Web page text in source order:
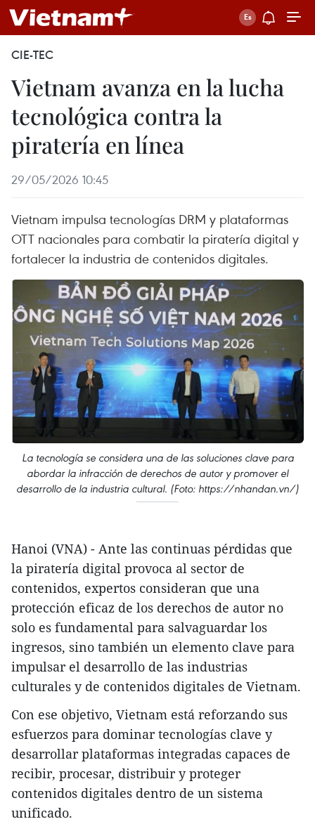
CIE-TEC
Vietnam avanza en la lucha
tecnológica contra la
piratería en línea
29/05/2026 10:45
Vietnam impulsa tecnologías DRM y plataformas
OTT nacionales para combatir la piratería digital y
fortalecer la industria de contenidos digitales.
La tecnología se considera una de las soluciones clave para
abordar la infracción de derechos de autor y promover el
desarrollo de la industria cultural. (Foto: https://nhandan.vn/)
Hanoi (VNA) - Ante las continuas pérdidas que
la piratería digital provoca al sector de
contenidos, expertos consideran que una
protección eficaz de los derechos de autor no
solo es fundamental para salvaguardar los
ingresos, sino también un elemento clave para
impulsar el desarrollo de las industrias
culturales y de contenidos digitales de Vietnam.
Con ese objetivo, Vietnam está reforzando sus
esfuerzos para dominar tecnologías clave y
desarrollar plataformas integradas capaces de
recibir, procesar, distribuir y proteger
contenidos digitales dentro de un sistema
unificado.